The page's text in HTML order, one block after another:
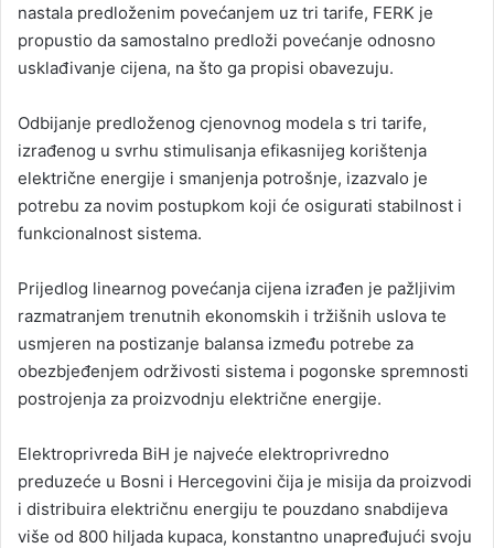
nastala predloženim povećanjem uz tri tarife, FERK je
propustio da samostalno predloži povećanje odnosno
usklađivanje cijena, na što ga propisi obavezuju.
Odbijanje predloženog cjenovnog modela s tri tarife,
izrađenog u svrhu stimulisanja efikasnijeg korištenja
električne energije i smanjenja potrošnje, izazvalo je
potrebu za novim postupkom koji će osigurati stabilnost i
funkcionalnost sistema.
Prijedlog linearnog povećanja cijena izrađen je pažljivim
razmatranjem trenutnih ekonomskih i tržišnih uslova te
usmjeren na postizanje balansa između potrebe za
obezbjeđenjem održivosti sistema i pogonske spremnosti
postrojenja za proizvodnju električne energije.
Elektroprivreda BiH je najveće elektroprivredno
preduzeće u Bosni i Hercegovini čija je misija da proizvodi
i distribuira električnu energiju te pouzdano snabdijeva
više od 800 hiljada kupaca, konstantno unapređujući svoju